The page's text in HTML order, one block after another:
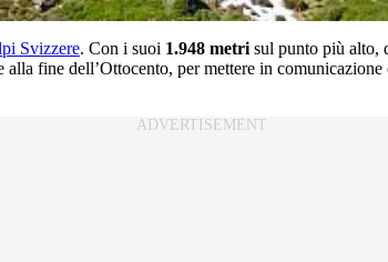
Svizzere. Con i suoi 1.948 metri sul punto più alto,
fine dell’Ottocento, per mettere in comunicazione